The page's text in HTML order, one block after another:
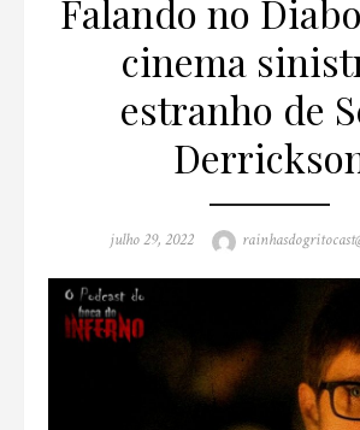
Falando no
cinema
estranho de
Posted
julho 29, 2022 Author